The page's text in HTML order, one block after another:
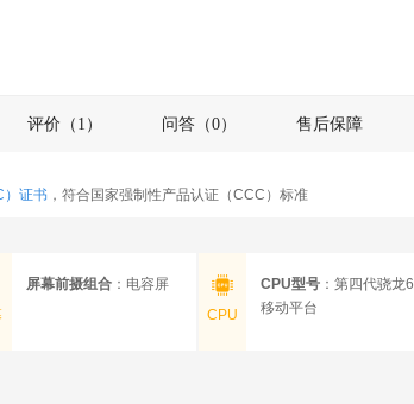
评价（1） 问答（0） 售后保障
）证书 ，符合国家强制性产品认证（CCC）标准
屏幕前摄组合 ：电容屏
CPU
CPU型号 ：第四代骁龙6
移动平台